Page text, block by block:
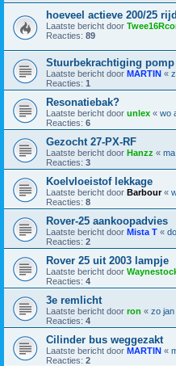
hoeveel actieve 200/25
Laatste bericht door
Reacties: 89
Stuurbekrachtiging
Laatste bericht door MARTIN «
Reacties: 1
Resonatiebak?
Laatste bericht door unlex « wo
Reacties: 6
Gezocht 27-PX-RF
Laatste bericht door Hanzz «
Reacties: 3
Koelvloeistof lekkage
Laatste bericht door Barbour«
Reacties: 8
Rover-25 aankoopadvies
Laatste bericht door Mista T «
Reacties: 2
Rover 25 uit 2003 lampje
Laatste bericht door
Reacties: 4
3e remlicht
Laatste bericht door ron « zo jan
Reacties: 4
Cilinder bus weggezakt
Laatste bericht door MARTIN «
Reacties: 2